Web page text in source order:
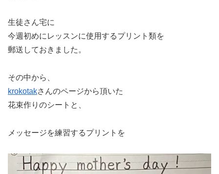
生徒さん宅に
今週初めにレッスンに使用するプリント類を
郵送しておきました。
その中から、
krokotakさんのページから頂いた
花束作りのシートと、
メッセージを練習するプリントを